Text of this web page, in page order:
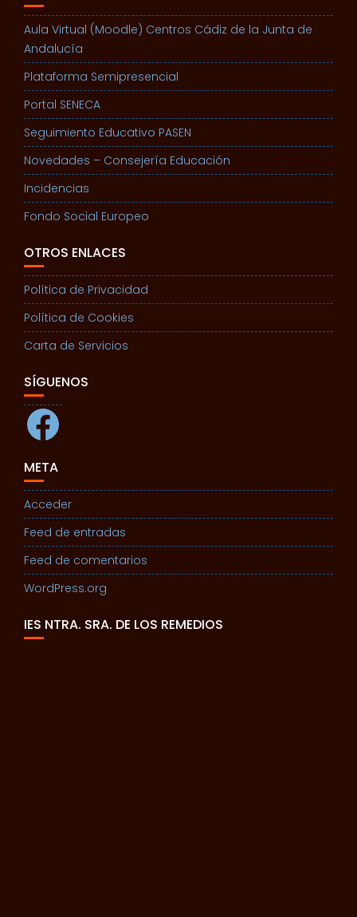
Aula Virtual (Moodle) Centros Cádiz de la Junta de
Andalucía
Plataforma Semipresencial
Portal SENECA
Seguimiento Educativo PASEN
Novedades – Consejería Educación
Incidencias
Fondo Social Europeo
OTROS ENLACES
Política de Privacidad
Política de Cookies
Carta de Servicios
SÍGUENOS
Facebook
META
Acceder
Feed de entradas
Feed de comentarios
WordPress.org
IES NTRA. SRA. DE LOS REMEDIOS